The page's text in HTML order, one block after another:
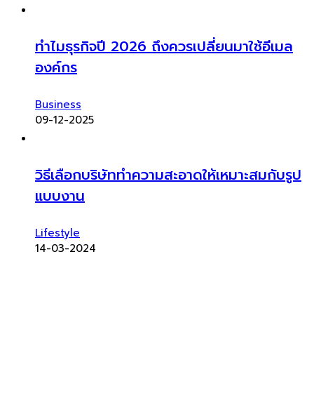
ทำไมธุรกิจปี 2026 ถึงควรเปลี่ยนมาใช้อีเมล
องค์กร
Business
09-12-2025
วิธีเลือกบริษัททำความสะอาดให้เหมาะสมกับรูป
แบบงาน
Lifestyle
14-03-2024